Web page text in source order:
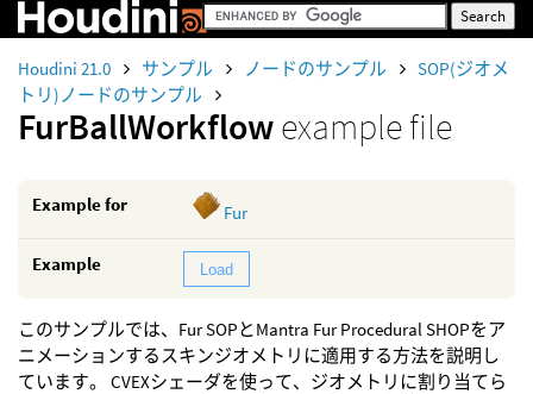
Houdini 21.0 サンプル ノードのサンプル
SOP(ジオメ
トリ)ノードのサンプル
FurBallWorkflowexample file
Example for Fur
Example Load
このサンプルでは、Fur SOPとMantra Fur Procedural SHOPをア
ニメーションするスキンジオメトリに適用する方法を説明し
ています。 CVEXシェーダを使って、ジオメトリに割り当てら